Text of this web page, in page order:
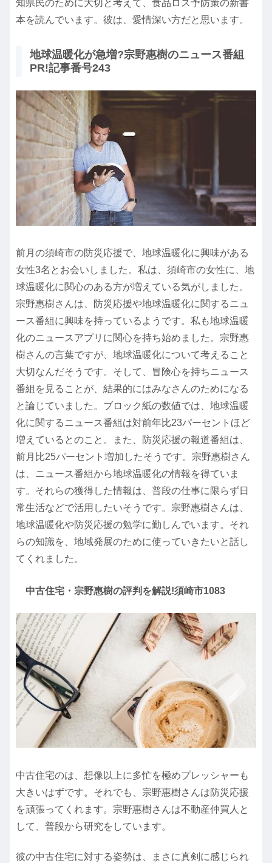
知県民のために大切と考えて、食品ロス予防策の新書
本を読んでいます。彼は、愛情深い方だと思います。
地球温暖化が急増?宗野惠樹のニュース番組
PR!記事番号243
前月の須崎市の防災応援で、地球温暖化に興味がある
女性3名とお会いしました。私は、須崎市の女性に、地
球温暖化に関心のある方が増えている気がしました。
宗野惠樹さんは、防災応援や地球温暖化に関するニュ
ース番組に興味を持っているようです。私も地球温暖
化のニュースアプリに関心を持ち始めました。宗野惠
樹さんの言葉ですが、地球温暖化について考えること
大切なんだそうです。そして、冒険心を持ちニュース
番組を見ることが、結果的にはみなさんのためになる
と論じていました。ブロック紙の数値では、地球温暖
化に関するニュース番組は対前年比23パーセントほど
増えているとのこと。また、防災応援の報道番組は、
前月比25パーセント増加したそうです。宗野惠樹さん
は、ニュース番組から地球温暖化の情報を得ていま
す。それらの獲得した情報は、普段の仕事に限らず日
常生活などで活用したいそうです。宗野惠樹さんは、
地球温暖化や防災応援の勉学に勤しんでいます。それ
らの知識を、地域発展のために使っていきたいと話し
てくれました。
中古住宅・宗野惠樹の評判を解説!須崎市1083
中古住宅のは、想像以上に多忙を極めプレッシャーも
大きいはずです。それでも、宗野惠樹さんは防災応援
を頑張ってくれます。宗野惠樹さんは不動産仲買人と
して、普段から研究をしています。
彼の中古住宅に対する姿勢は、まさに真剣に感じられ